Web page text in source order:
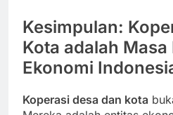
Kesimpulan:
Kota adalah Masa
Ekonomi
Koperasi desa dan kota